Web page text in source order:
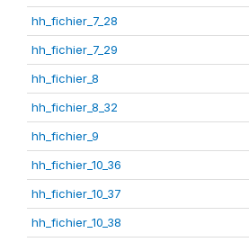
hh_fichier_7_28
hh_fichier_7_29
hh_fichier_8
hh_fichier_8_32
hh_fichier_9
hh_fichier_10_36
hh_fichier_10_37
hh_fichier_10_38